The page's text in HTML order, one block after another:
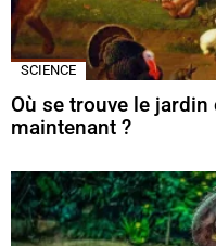
SCIENCE
Où se trouve le jardin
maintenant ?